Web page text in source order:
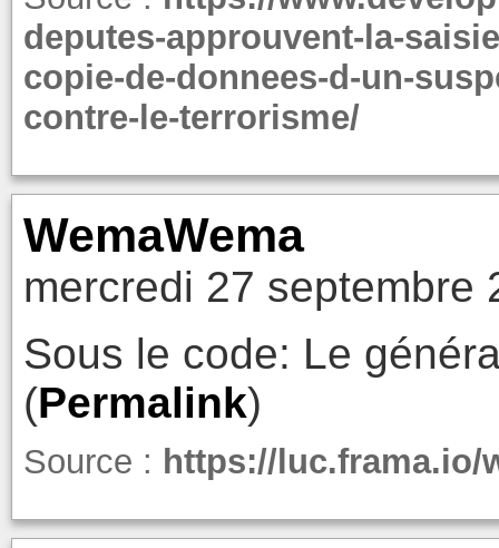
deputes-approuvent-la-
copie-de-donnees-d-un-
contre-le-terrorisme/
WemaWema
mercredi 27 septembre
Sous le code: Le
(Permalink)
Source : https://luc.frama.io/